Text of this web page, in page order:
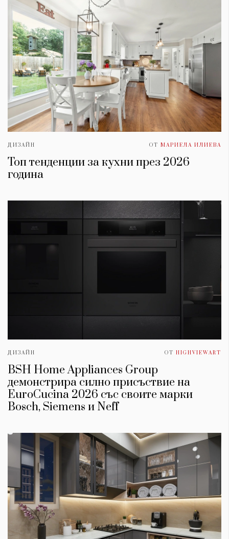
ДИЗАЙН ОТ МАРИЕЛА ИЛИЕВА
Топ тенденции за кухни през 2026
година
ДИЗАЙН ОТ HIGHVIEWART
BSH Home Appliances Group
демонстрира силно присъствие на
EuroCucina 2026 със своите марки
Bosch, Siemens и Neff